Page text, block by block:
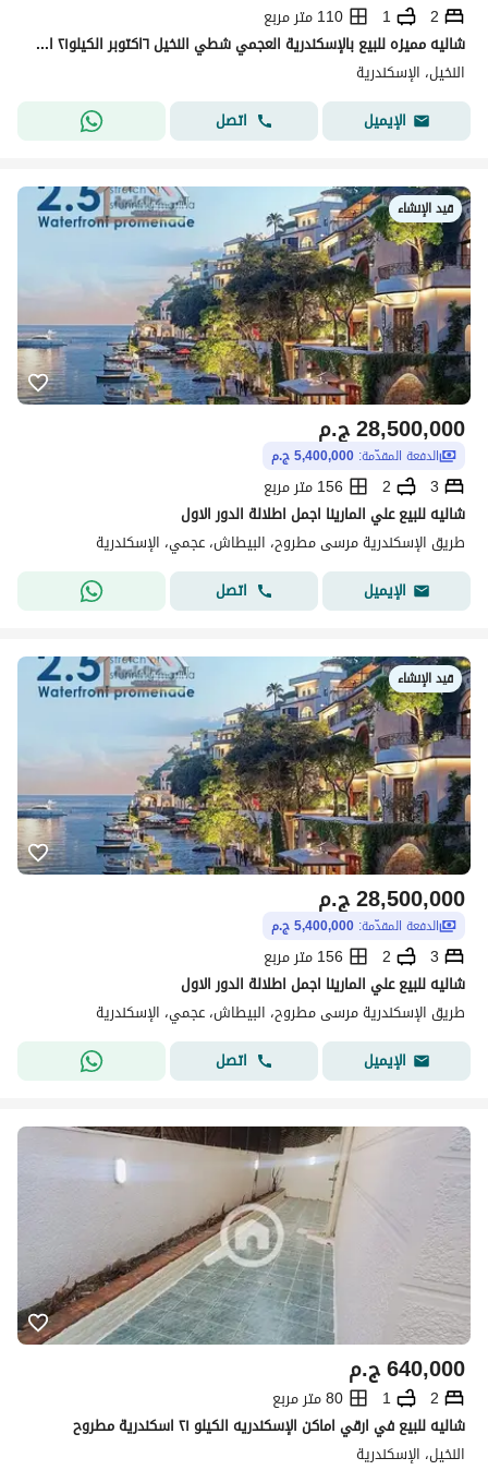
2
1
110 متر مربع
شاليه مميزه للبيع بالإسكندرية العجمي شطي النخيل ٦اكتوبر الكيلو٢١ اسكندرية مطروح
النخيل، الإسكندرية
الإيميل
اتصل
قيد الإنشاء
ج.م28,500,000
الدفعة المقدّمة: 5,400,000 ج.م
3
2
156 متر مربع
شاليه للبيع علي المارينا اجمل اطلالة الدور الاول
طريق الإسكندرية مرسى مطروح، البيطاش، عجمي، الإسكندرية
الإيميل
اتصل
قيد الإنشاء
ج.م28,500,000
الدفعة المقدّمة: 5,400,000 ج.م
3
2
156 متر مربع
شاليه للبيع علي المارينا اجمل اطلالة الدور الاول
طريق الإسكندرية مرسى مطروح، البيطاش، عجمي، الإسكندرية
الإيميل
اتصل
ج.م640,000
2
1
80 متر مربع
شاليه للبيع في ارقي اماكن الإسكندريه الكيلو ٢١ اسكندرية مطروح
النخيل، الإسكندرية